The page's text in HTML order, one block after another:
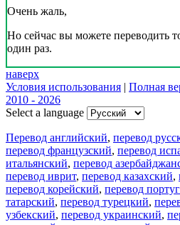
Очень жаль,
Но сейчас вы можете переводить
один раз.
наверх
Условия использования | Полная
2010 - 2026
Select a language
Перевод английский, перевод
перевод французский, перевод
итальянский, перевод
перевод иврит, перевод казахский,
перевод корейский, перевод
татарский, перевод турецкий,
узбекский, перевод украинский,